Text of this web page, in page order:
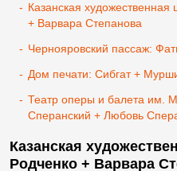
- Казанская
+ Варвара Степанова
- Чернояровский пассаж:
- Дом печати: Сибгат +
- Театр оперы и балета им.
Сперанский + Любовь
Казанская
Родченко + Варвара